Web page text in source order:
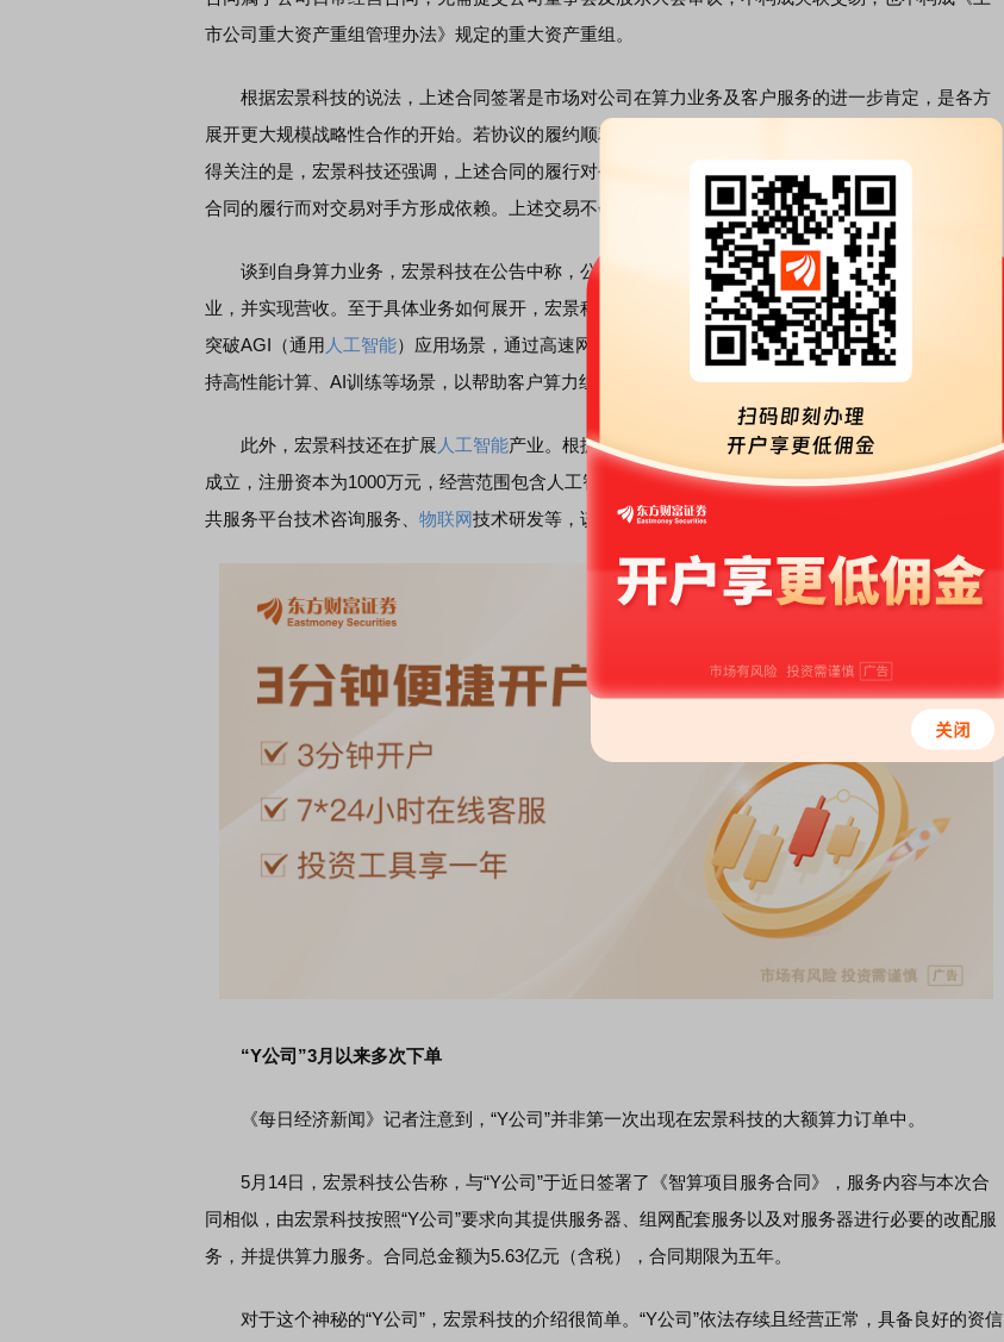
市公司重大资产重组管理办法》规定的重大资产重组。
根据宏景科技的说法，上述合同签署是市场对公司在算力业务及客户服务的进一步肯定，是各方
展开更大规模战略性合作的开始。若协议的履约顺利，预计将对宏景科技经营业绩产生一定影响。值
得关注的是，宏景科技还强调，上述合同的履行对公司业务独立性不构成影响，公司主要业务不会因
合同的履行而对交易对手方形成依赖。上述交易不会对上市公司业务独立性产生影响。
谈到自身算力业务，宏景科技在公告中称，公司从2023年开始深化算力布局，拓展人工智能
业，并实现营收。至于具体业务如何展开，宏景科技称，公司以 智慧城市为底，以算力服务为支撑，
突破AGI（通用 人工智能）应用场景，通过高速网络整合计算资源，形成可动态调度的统一算力池，支
持高性能计算、AI训练等场景，以帮助客户算力组网、集成。
此外，宏景科技还在扩展 人工智能产业。根据数据平台信息，近日，深圳智炬星河科技有限公司
成立，注册资本为1000万元，经营范围包含人工智能硬件销售、人工智能双创服务平台、人工智能公
共服务平台技术咨询服务、 物联网技术研发等，该公司由宏景科技间接全资持股。
“Y公司”3月以来多次下单
《每日经济新闻》记者注意到，“Y公司”并非第一次出现在宏景科技的大额算力订单中。
5月14日，宏景科技公告称，与“Y公司”于近日签署了《智算项目服务合同》，服务内容与本次合
同相似，由宏景科技按照“Y公司”要求向其提供服务器、组网配套服务以及对服务器进行必要的改配服
务，并提供算力服务。合同总金额为5.63亿元（含税），合同期限为五年。
对于这个神秘的“Y公司”，宏景科技的介绍很简单。“Y公司”依法存续且经营正常，具备良好的资信
债券知识通识：从基础认知到特色品种 了解北交所知识 做理性投资者